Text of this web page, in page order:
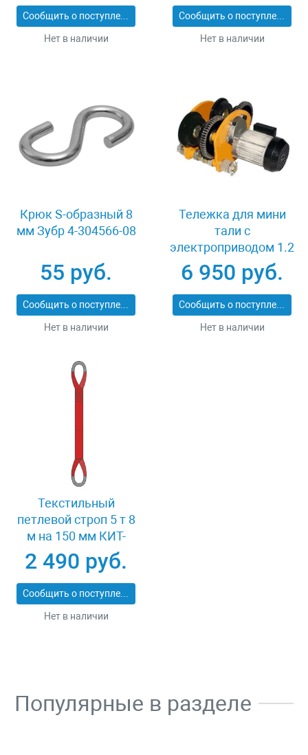
Сообщить о поступлении
Нет в наличии
Сообщить о поступлении
Нет в наличии
Крюк S-образный 8
мм Зубр 4-304566-08
55 руб.
Сообщить о поступлении
Нет в наличии
Тележка для мини
тали с
электроприводом 1.2
т MAGNUS-PROFI TE-1
6 950 руб.
Сообщить о поступлении
Нет в наличии
Текстильный
петлевой строп 5 т 8
м на 150 мм КИТ-
СТП-5-8
2 490 руб.
Сообщить о поступлении
Нет в наличии
Популярные в разделе